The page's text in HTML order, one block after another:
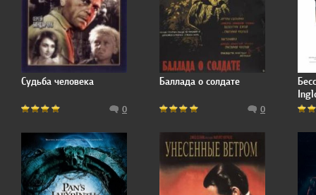
Судьба человека
0
Баллада о солдате
0